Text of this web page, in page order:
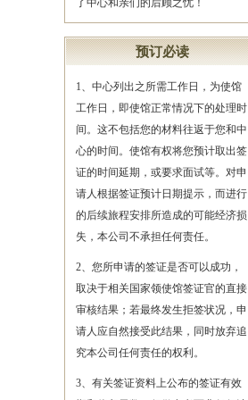
了中心和亲们的后顾之忧！
预订必读
1、中心列出之所需工作日，为使馆
工作日，即使馆正常情况下的处理时
间。这不包括您的材料往返于您和中
心的时间。使馆有权将您预计取出签
证的时间延期，或要求面试等。对申
请人根据签证预计日期提示，而进行
的后续旅程安排所造成的可能经济损
失，本公司不承担任何责任。
2、您所申请的签证是否可以成功，
取决于相关国家领使馆签证官的直接
审核结果；若最终发生拒签状况，申
请人应自然接受此结果，同时放弃追
究本公司任何责任的权利。
3、有关签证资料上公布的签证有效